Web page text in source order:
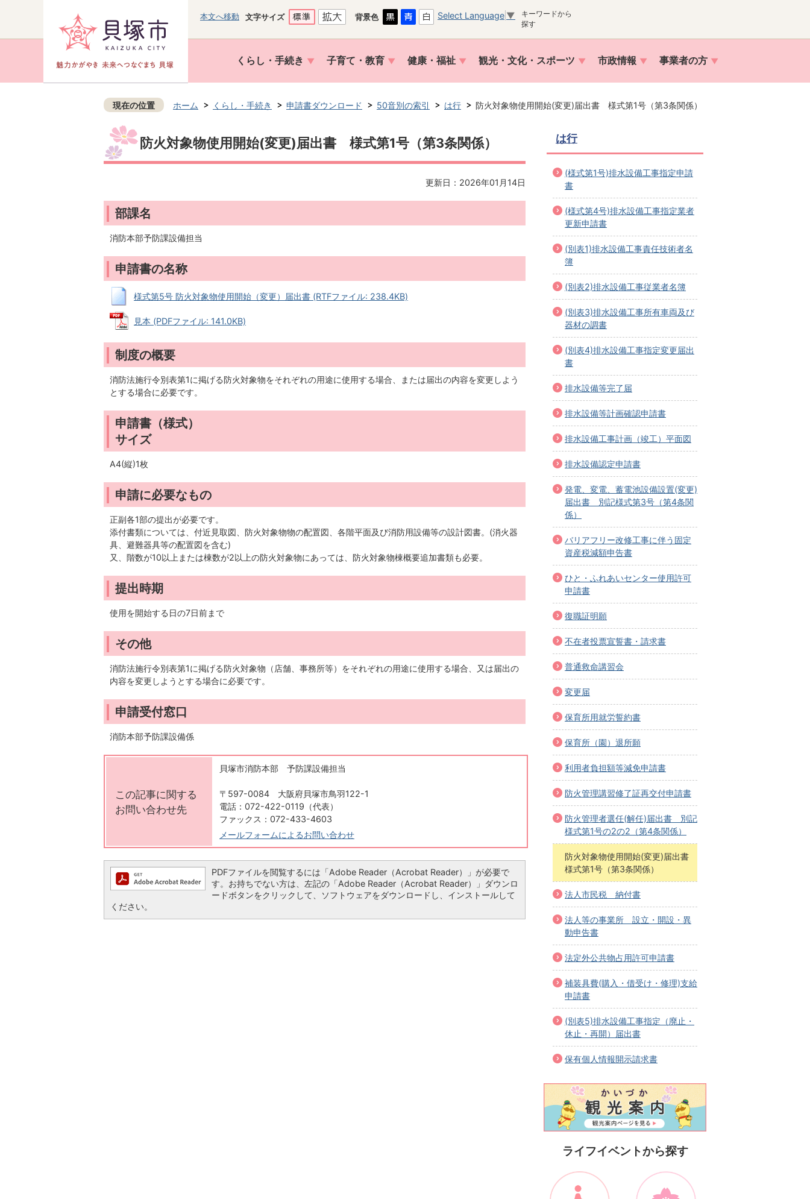
本文へ移動 文字サイズ 背景色 Select Language ▼
キーワードから
探す
くらし・手続き 子育て・教育 健康・福祉 観光・文化・スポーツ 市政情報 事業者の方
現在の位置 ホーム くらし・手続き 申請書ダウンロード 50音別の索引 は行 防火対象物使用開始(変更)届出書 様式第1号（第3条関係）
防火対象物使用開始(変更)届出書 様式第1号（第3条関係）
更新日：2026年01月14日
部課名
消防本部予防課設備担当
申請書の名称
様式第5号 防火対象物使用開始（変更）届出書 (RTFファイル: 238.4KB)
見本 (PDFファイル: 141.0KB)
制度の概要
消防法施行令別表第1に掲げる防火対象物をそれぞれの用途に使用する場合、または届出の内容を変更しよう
とする場合に必要です。
申請書（様式）
サイズ
A4(縦)1枚
申請に必要なもの
正副各1部の提出が必要です。
添付書類については、付近見取図、防火対象物物の配置図、各階平面及び消防用設備等の設計図書。(消火器
具、避難器具等の配置図を含む)
又、階数が10以上または棟数が2以上の防火対象物にあっては、防火対象物棟概要追加書類も必要。
提出時期
使用を開始する日の7日前まで
その他
消防法施行令別表第1に掲げる防火対象物（店舗、事務所等）をそれぞれの用途に使用する場合、又は届出の
内容を変更しようとする場合に必要です。
申請受付窓口
消防本部予防課設備係
この記事に関する
お問い合わせ先
貝塚市消防本部 予防課設備担当
〒597-0084 大阪府貝塚市鳥羽122-1
電話：072-422-0119（代表）
ファックス：072-433-4603
メールフォームによるお問い合わせ
PDFファイルを閲覧するには「Adobe Reader（Acrobat Reader）」が必要で
す。お持ちでない方は、左記の「Adobe Reader（Acrobat Reader）」ダウンロ
ードボタンをクリックして、ソフトウェアをダウンロードし、インストールして
ください。
は行
(様式第1号)排水設備工事指定申請
書
(様式第4号)排水設備工事指定業者
更新申請書
(別表1)排水設備工事責任技術者名
簿
(別表2)排水設備工事従業者名簿
(別表3)排水設備工事所有車両及び
器材の調書
(別表4)排水設備工事指定変更届出
書
排水設備等完了届
排水設備等計画確認申請書
排水設備工事計画（竣工）平面図
排水設備認定申請書
発電、変電、蓄電池設備設置(変更)
届出書 別記様式第3号（第4条関
係）
バリアフリー改修工事に伴う固定
資産税減額申告書
ひと・ふれあいセンター使用許可
申請書
復職証明願
不在者投票宣誓書・請求書
普通救命講習会
変更届
保育所用就労誓約書
保育所（園）退所願
利用者負担額等減免申請書
防火管理講習修了証再交付申請書
防火管理者選任(解任)届出書 別記
様式第1号の2の2（第4条関係）
防火対象物使用開始(変更)届出書
様式第1号（第3条関係）
法人市民税 納付書
法人等の事業所 設立・開設・異
動申告書
法定外公共物占用許可申請書
補装具費(購入・借受け・修理)支給
申請書
(別表5)排水設備工事指定（廃止・
休止・再開）届出書
保有個人情報開示請求書
ライフイベントから探す